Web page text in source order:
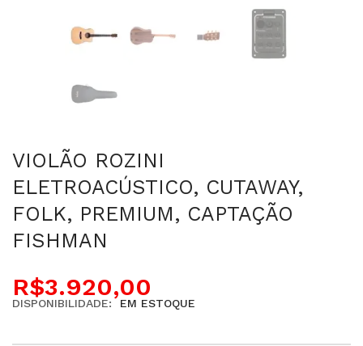
VIOLÃO ROZINI
ELETROACÚSTICO, CUTAWAY,
FOLK, PREMIUM, CAPTAÇÃO
FISHMAN
R$3.920,00
DISPONIBILIDADE: EM ESTOQUE